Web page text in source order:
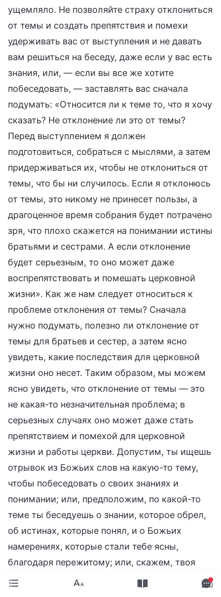
ущемляло. Не позволяйте страху отклониться
от темы и создать препятствия и помехи
удерживать вас от выступления и не давать
вам решиться на беседу, даже если у вас есть
знания, или, — если вы все же хотите
побеседовать, — заставлять вас сначала
подумать: «Относится ли к теме то, что я хочу
сказать? Не отклонение ли это от темы?
Перед выступлением я должен
подготовиться, собраться с мыслями, а затем
придерживаться их, чтобы не отклониться от
темы, что бы ни случилось. Если я отклонюсь
от темы, это никому не принесет пользы, а
драгоценное время собрания будет потрачено
зря, что плохо скажется на понимании истины
братьями и сестрами. А если отклонение
будет серьезным, то оно может даже
воспрепятствовать и помешать церковной
жизни». Как же нам следует относиться к
проблеме отклонения от темы? Сначала
нужно подумать, полезно ли отклонение от
темы для братьев и сестер, а затем ясно
увидеть, какие последствия для церковной
жизни оно несет. Таким образом, мы можем
ясно увидеть, что отклонение от темы — это
не какая-то незначительная проблема; в
серьезных случаях оно может даже стать
препятствием и помехой для церковной
жизни и работы церкви. Допустим, ты ищешь
отрывок из Божьих слов на какую-то тему,
чтобы побеседовать о своих знаниях и
понимании; или, предположим, по какой-то
теме ты беседуешь о знании, которое обрел,
об истинах, которые понял, и о Божьих
намерениях, которые стали тебе ясны,
благодаря пережитому; или, скажем, твоя
беседа на какую-то тему немного затянута, и